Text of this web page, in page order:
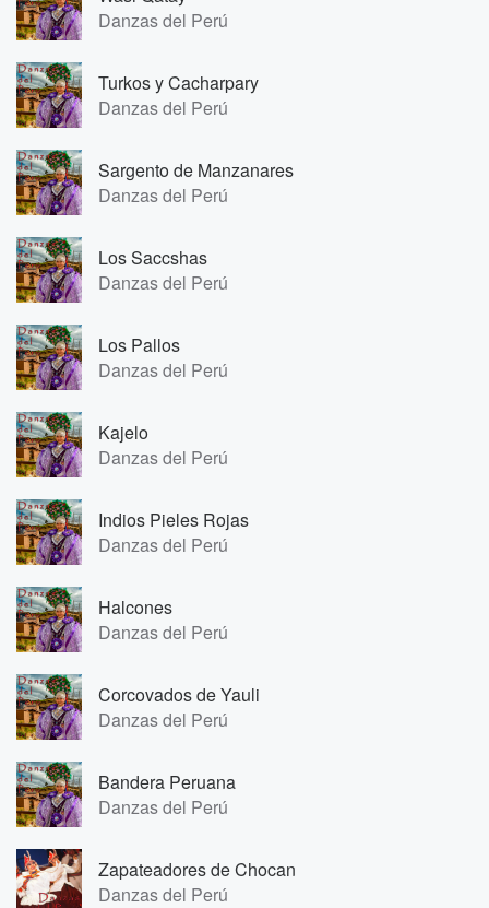
Danzas del Perú
Turkos y Cacharpary
Danzas del Perú
Sargento de Manzanares
Danzas del Perú
Los Saccshas
Danzas del Perú
Los Pallos
Danzas del Perú
Kajelo
Danzas del Perú
Indios Pieles Rojas
Danzas del Perú
Halcones
Danzas del Perú
Corcovados de Yauli
Danzas del Perú
Bandera Peruana
Danzas del Perú
Zapateadores de Chocan
Danzas del Perú